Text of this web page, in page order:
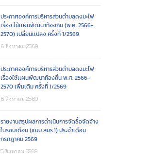
ประกาศองค์การบริหารส่วนตำบลดงมะไฟ
เรื่อง ใช้เเผนพัฒนาท้องถิ่น (พ.ศ. 2566-
2570) เปลี่ยนเเปลง ครั้งที่ 1/2569
6 สิงหาคม 2569
ประกาศองค์การบริหารส่วนตำบลดงมะไฟ
เรื่องใช้เเผนพัฒนาท้องถิ่น พ.ศ. 2566-
2570 เพิ่มเติม ครั้งที่ 1/2569
6 สิงหาคม 2569
รายงานสรุปผลการดำเนินการจัดซื้อจัดจ้าง
ในรอบเดือน (แบบ สขร.1) ประจำเดือน
กรกฎาคม 2569
5 สิงหาคม 2569